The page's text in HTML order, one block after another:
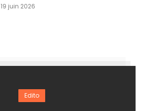
19 juin 2026
Edito